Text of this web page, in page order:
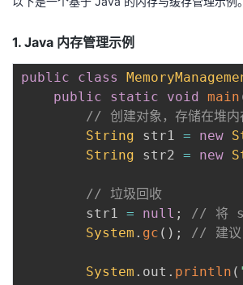
1. Java 内存管理示例
public class
public
static void main
// 创建对象，存储在堆内
String str1 = new
String str2 = new
// 垃圾回收
        str1
= null ;
// 将
System . gc ( ) ; // 建议
System . out . println (